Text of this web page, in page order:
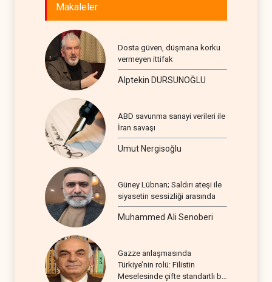
Makaleler
Dosta güven, düşmana korku
vermeyen ittifak
Alptekin DURSUNOĞLU
ABD savunma sanayi verileri ile
İran savaşı
Umut Nergisoğlu
Güney Lübnan; Saldırı ateşi ile
siyasetin sessizliği arasında
Muhammed Ali Senoberi
Gazze anlaşmasında
Türkiye’nin rolü: Filistin
Meselesinde çifte standartlı bir